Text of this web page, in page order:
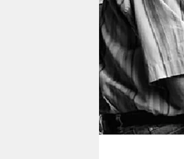
veranstaltungen
shop
fragen & hilfe
unterstützen
abo
genossenschaft